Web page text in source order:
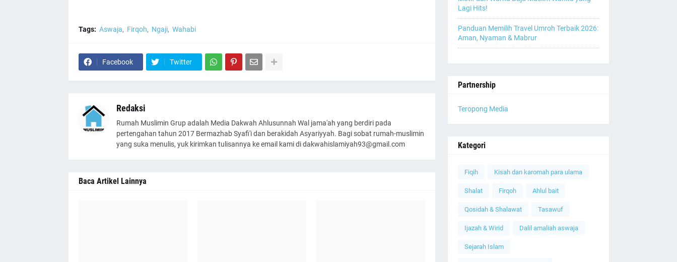
Tags: Aswaja Firqoh Ngaji Wahabi
Facebook Twitter
Redaksi
Rumah Muslimin Grup adalah Media Dakwah Ahlusunnah Wal jama'ah yang berdiri pada
pertengahan tahun 2017 Bermazhab Syafi'i dan berakidah Asyariyyah. Bagi sobat rumah-muslimin
yang suka menulis, yuk kirimkan tulisannya ke email kami di dakwahislamiyah93@gmail.com
Baca Artikel Lainnya
Lagi Hits!
Panduan Memilih Travel Umroh Terbaik 2026:
Aman, Nyaman & Mabrur
Partnership
Teropong Media
Kategori
Fiqih Kisah dan karomah para ulama
Shalat Firqoh Ahlul bait
Qosidah & Shalawat Tasawuf
Ijazah & Wirid Dalil amaliah aswaja
Sejarah Islam